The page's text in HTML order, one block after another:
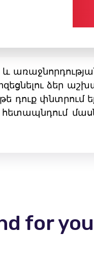
ձեր
դուք փնտրում
for